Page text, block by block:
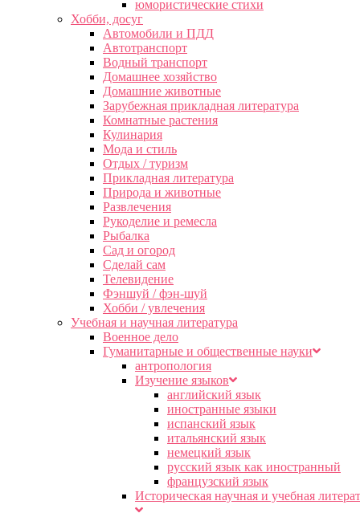
юмористические стихи
Хобби, досуг
Автомобили и ПДД
Автотранспорт
Водный транспорт
Домашнее хозяйство
Домашние животные
Зарубежная прикладная литература
Комнатные растения
Кулинария
Мода и стиль
Отдых / туризм
Прикладная литература
Природа и животные
Развлечения
Рукоделие и ремесла
Рыбалка
Сад и огород
Сделай сам
Телевидение
Фэншуй / фэн-шуй
Хобби / увлечения
Учебная и научная литература
Военное дело
Гуманитарные и общественные науки
антропология
Изучение языков
английский язык
иностранные языки
испанский язык
итальянский язык
немецкий язык
русский язык как иностранный
французский язык
Историческая научная и учебная